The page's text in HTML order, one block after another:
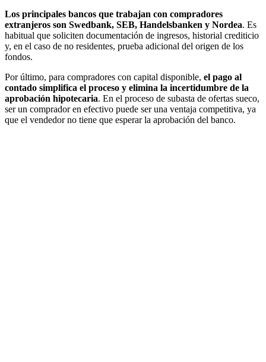
Los principales bancos que trabajan con compradores
extranjeros son Swedbank, SEB, Handelsbanken y Nordea. Es
habitual que soliciten documentación de ingresos, historial crediticio
y, en el caso de no residentes, prueba adicional del origen de los
fondos.
Por último, para compradores con capital disponible, el pago al
contado simplifica el proceso y elimina la incertidumbre de la
aprobación hipotecaria. En el proceso de subasta de ofertas sueco,
ser un comprador en efectivo puede ser una ventaja competitiva, ya
que el vendedor no tiene que esperar la aprobación del banco.